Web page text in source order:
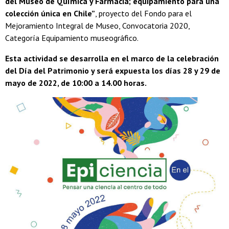
colección única en Chile”, proyecto del Fondo para el
Mejoramiento Integral de Museo, Convocatoria 2020,
Categoría Equipamiento museográfico.
Esta actividad se desarrolla en el marco de la celebración
del Día del Patrimonio y será expuesta los días 28 y 29 de
mayo de 2022, de 10:00 a 14.00 horas.